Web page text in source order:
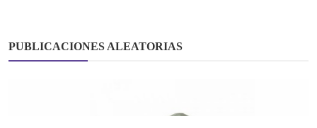
PUBLICACIONES ALEATORIAS